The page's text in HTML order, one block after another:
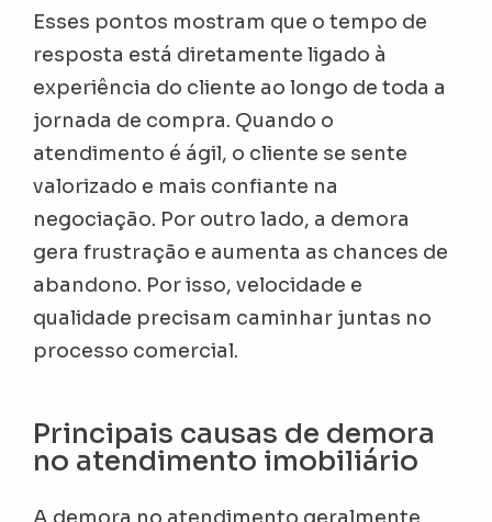
Esses pontos mostram que o tempo de
resposta está diretamente ligado à
experiência do cliente ao longo de toda a
jornada de compra. Quando o
atendimento é ágil, o cliente se sente
valorizado e mais confiante na
negociação. Por outro lado, a demora
gera frustração e aumenta as chances de
abandono. Por isso, velocidade e
qualidade precisam caminhar juntas no
processo comercial.
Principais causas de demora
no atendimento imobiliário